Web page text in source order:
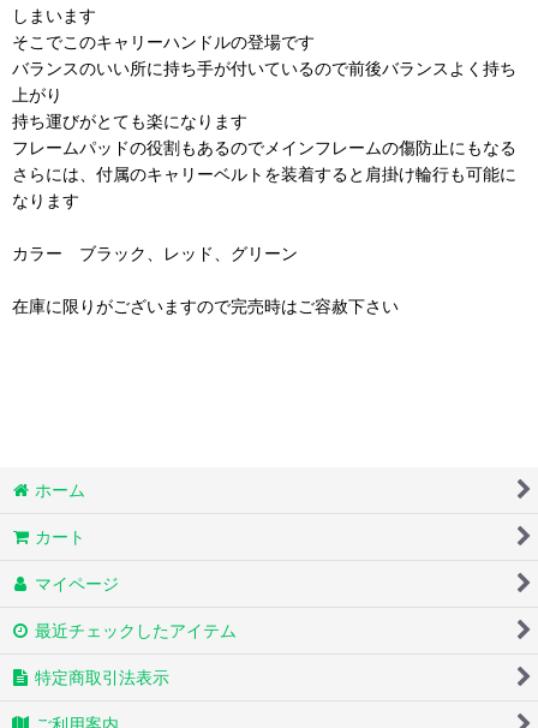
しまいます
そこでこのキャリーハンドルの登場です
バランスのいい所に持ち手が付いているので前後バランスよく持ち
上がり
持ち運びがとても楽になります
フレームパッドの役割もあるのでメインフレームの傷防止にもなる
さらには、付属のキャリーベルトを装着すると肩掛け輪行も可能に
なります
カラー ブラック、レッド、グリーン
在庫に限りがございますので完売時はご容赦下さい
ホーム
カート
マイページ
最近チェックしたアイテム
特定商取引法表示
ご利用案内